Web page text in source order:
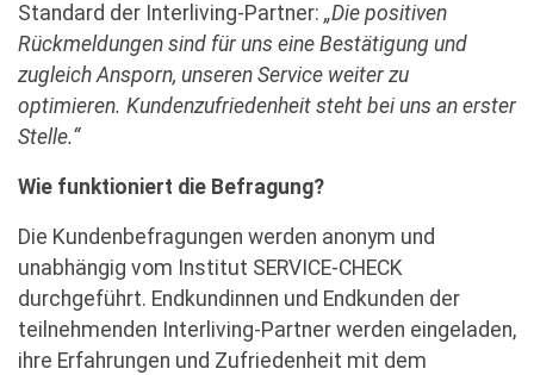
Standard der Interliving-Partner: „Die positiven
Rückmeldungen sind für uns eine Bestätigung und
zugleich Ansporn, unseren Service weiter zu
optimieren. Kundenzufriedenheit steht bei uns an erster
Stelle.“
Wie funktioniert die Befragung?
Die Kundenbefragungen werden anonym und
unabhängig vom Institut SERVICE-CHECK
durchgeführt. Endkundinnen und Endkunden der
teilnehmenden Interliving-Partner werden eingeladen,
ihre Erfahrungen und Zufriedenheit mit dem